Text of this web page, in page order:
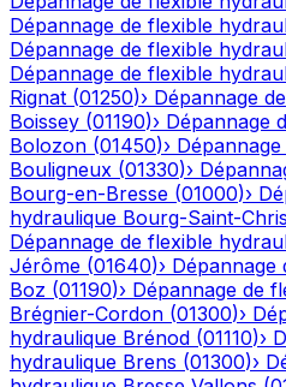
Dépannage de flexible
Dépannage de flexible
Dépannage de flexible
Rignat (01250)› Dépannage
Boissey (01190)› Dépannage
Bolozon (01450)›
Bouligneux (01330)›
Bourg-en-Bresse (01000)›
hydraulique Bourg-Saint-
Dépannage de flexible
Jérôme (01640)› Dépannage
Boz (01190)› Dépannage de
Brégnier-Cordon (01300)›
hydraulique Brénod (01110)›
hydraulique Brens (01300)›